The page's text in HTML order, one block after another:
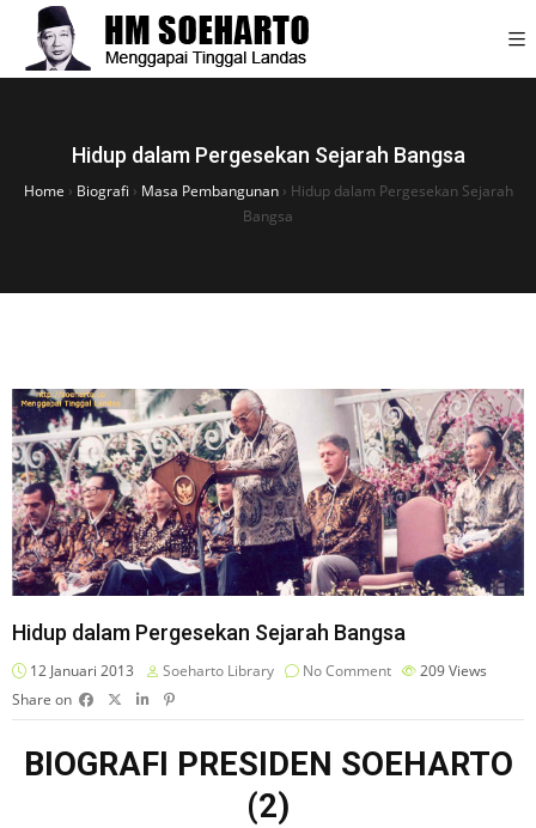
Hidup dalam Pergesekan Sejarah Bangsa
Home › Biografi › Masa Pembangunan› Hidup dalam Pergesekan Sejarah
Bangsa
Hidup dalam Pergesekan Sejarah Bangsa
12 Januari 2013 Soeharto Library No Comment 209Views
Share on
BIOGRAFI PRESIDEN SOEHARTO
(2)